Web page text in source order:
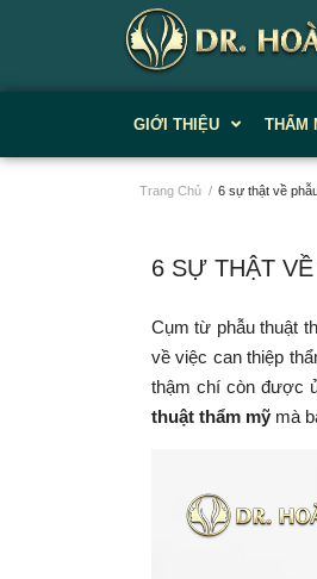
GIỚI THIỆU THẨM
Trang Chủ / 6 sự thật về
6 SỰ THẬT
Cụm từ phẫu thuật
về việc can thiệp
thậm chí còn được
thuật thẩm mỹ mà